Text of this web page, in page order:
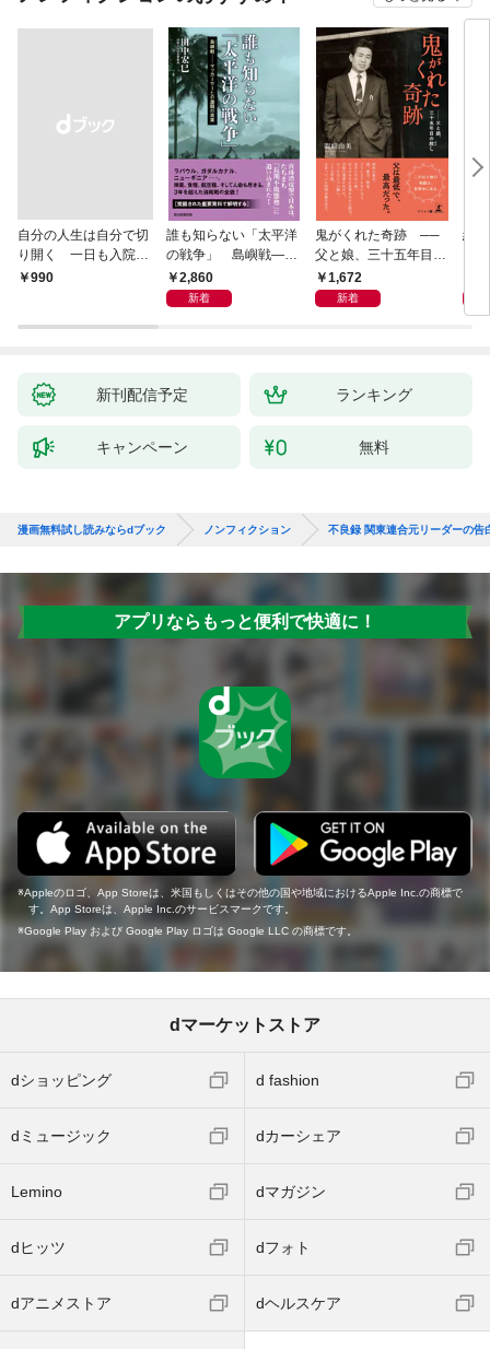
自分の人生は自分で切
り開く 一日も入院せ
ずに逝った乳がん患者
￥990
誰も知らない「太平洋
の戦争」 島嶼戦――
マッカーサーとの激闘
の真実
2,860
新着
鬼がくれた奇跡 ──
父と娘、三十五年目の
赦し1,672
新着
絆
新刊配信予定 ランキング
キャンペーン 無料
漫画無料試し読みならdブック ノンフィクション 不良録 関東連合元リーダーの告
アプリならもっと便利で快適に！
Appleのロゴ、App Storeは、米国もしくはその他の国や地域におけるApple Inc.の商標で
す。App Storeは、Apple Inc.のサービスマークです。
Google Play および Google Play ロゴは Google LLC の商標です。
dマーケットストア
dショッピング d fashion
dミュージック dカーシェア
Lemino dマガジン
dヒッツ dフォト
dアニメストア dヘルスケア